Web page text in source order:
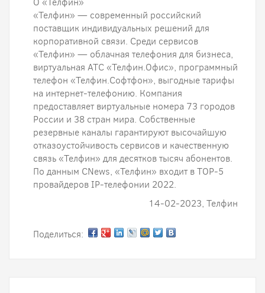
«Телфин» — современный российский
поставщик индивидуальных решений для
корпоративной связи. Среди сервисов
«Телфин» — облачная телефония для бизнеса,
виртуальная АТС «Телфин.Офис», программный
телефон «Телфин.Cофтфон», выгодные тарифы
на интернет-телефонию. Компания
предоставляет виртуальные номера 73 городов
России и 38 стран мира. Собственные
резервные каналы гарантируют высочайшую
отказоустойчивость сервисов и качественную
связь «Телфин» для десятков тысяч абонентов.
По данным CNews, «Телфин» входит в ТОР-5
провайдеров IP-телефонии 2022.
14-02-2023, Телфин
Поделиться: